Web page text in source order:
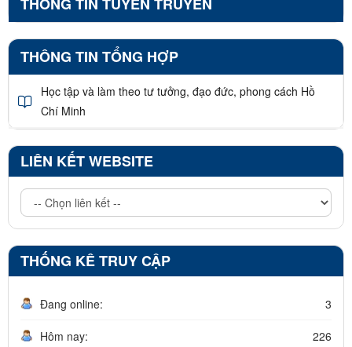
THÔNG TIN TUYÊN TRUYỀN
THÔNG TIN TỔNG HỢP
Học tập và làm theo tư tưởng, đạo đức, phong cách Hồ
Chí Minh
LIÊN KẾT WEBSITE
THỐNG KÊ TRUY CẬP
Đang online: 3
Hôm nay: 226